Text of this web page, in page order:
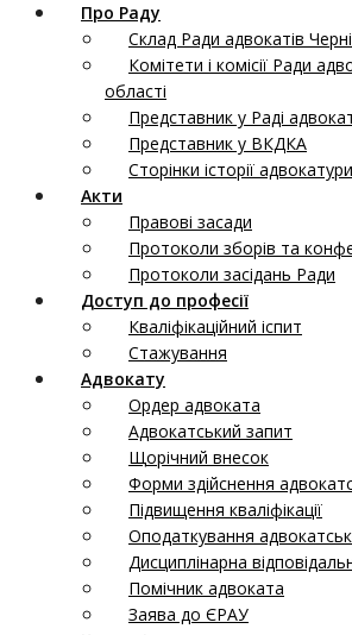
Про Раду
Склад Ради адвокатів
Комітети і комісії Ради
області
Представник у Раді
Представник у ВКДКА
Сторінки історії
Акти
Правові засади
Протоколи зборів та
Протоколи засідань Ради
Доступ до професії
Кваліфікаційний іспит
Стажування
Адвокату
Ордер адвоката
Адвокатський запит
Щорічний внесок
Форми здійснення
Підвищення кваліфікації
Оподаткування
Дисциплінарна
Помічник адвоката
Заява до ЄРАУ